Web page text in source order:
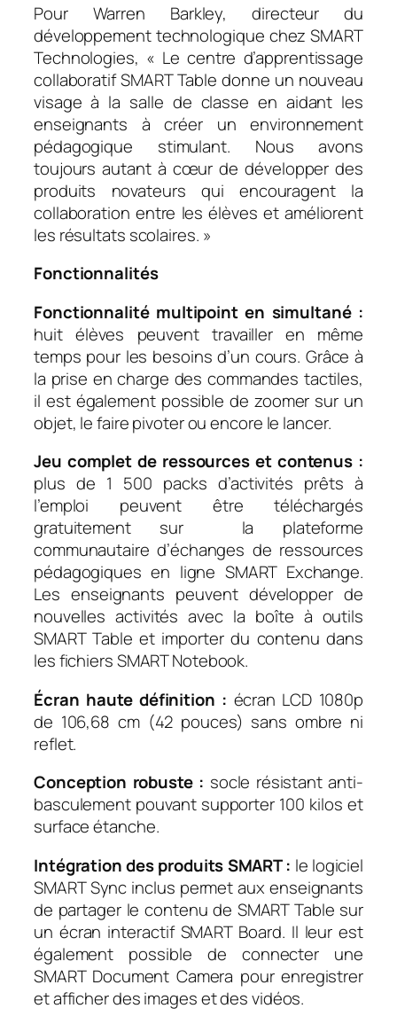
Pour Warren Barkley, directeur du
développement technologique chez SMART
Technologies, « Le centre d’apprentissage
collaboratif SMART Table donne un nouveau
visage à la salle de classe en aidant les
enseignants à créer un environnement
pédagogique stimulant. Nous avons
toujours autant à cœur de développer des
produits novateurs qui encouragent la
collaboration entre les élèves et améliorent
les résultats scolaires. »
Fonctionnalités
Fonctionnalité multipoint en simultané :
huit élèves peuvent travailler en même
temps pour les besoins d’un cours. Grâce à
la prise en charge des commandes tactiles,
il est également possible de zoomer sur un
objet, le faire pivoter ou encore le lancer.
Jeu complet de ressources et contenus :
plus de 1 500 packs d’activités prêts à
l’emploi peuvent être téléchargés
gratuitement sur la plateforme
communautaire d’échanges de ressources
pédagogiques en ligne SMART Exchange.
Les enseignants peuvent développer de
nouvelles activités avec la boîte à outils
SMART Table et importer du contenu dans
les fichiers SMART Notebook.
Écran haute définition : écran LCD 1080p
de 106,68 cm (42 pouces) sans ombre ni
reflet.
Conception robuste : socle résistant anti-
basculement pouvant supporter 100 kilos et
surface étanche.
Intégration des produits SMART : le logiciel
SMART Sync inclus permet aux enseignants
de partager le contenu de SMART Table sur
un écran interactif SMART Board. Il leur est
également possible de connecter une
SMART Document Camera pour enregistrer
et afficher des images et des vidéos.